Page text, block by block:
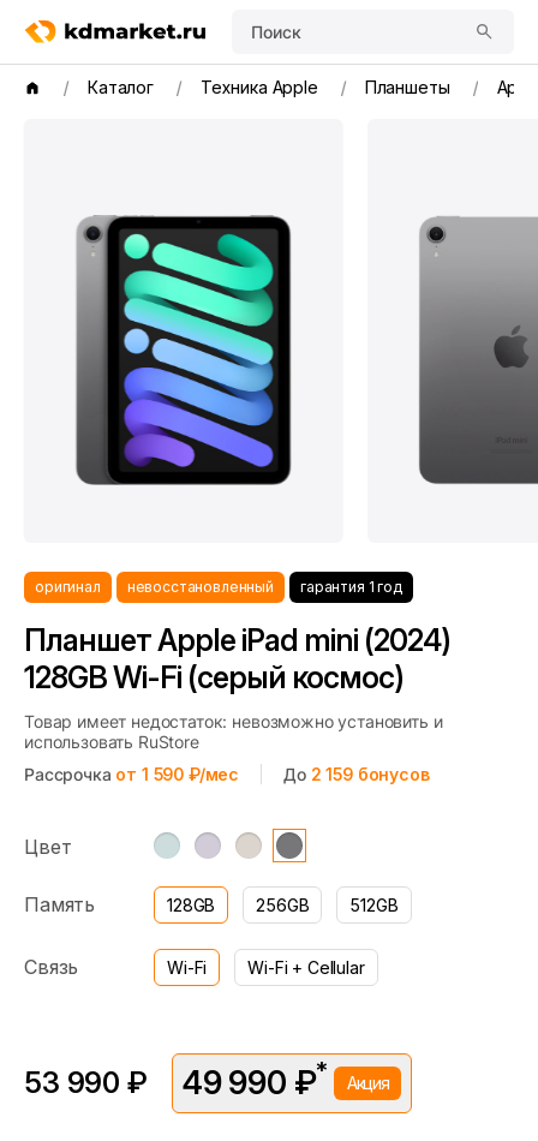
Поиск
Каталог Техника Apple Планшеты
оригинал невосстановленный гарантия 1 год
Планшет Apple iPad mini (2024)
128GB Wi-Fi (серый космос)
Товар имеет недостаток: невозможно установить и
использовать RuStore
Рассрочка от 1 590 ₽/мес До 2 159бонусов
Цвет
Память 128GB 256GB 512GB
Связь Wi-Fi Wi-Fi + Cellular
53 990 ₽ 49 990 ₽* Акция